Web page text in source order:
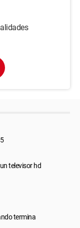
televisor hd
termina